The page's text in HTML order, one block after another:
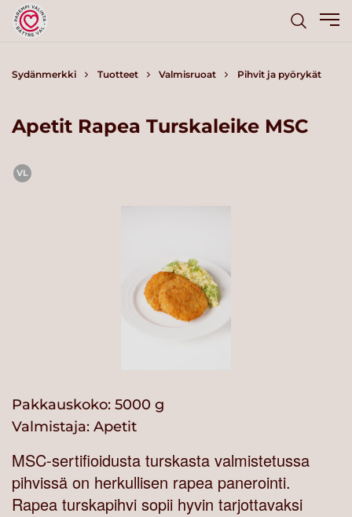
Sydänmerkki Tuotteet Valmisruoat Pihvit ja pyörykät
Apetit Rapea Turskaleike MSC
VL
Pakkauskoko: 5000 g
Valmistaja: Apetit
MSC-sertifioidusta turskasta valmistetussa
pihvissä on herkullisen rapea panerointi.
Rapea turskapihvi sopii hyvin tarjottavaksi